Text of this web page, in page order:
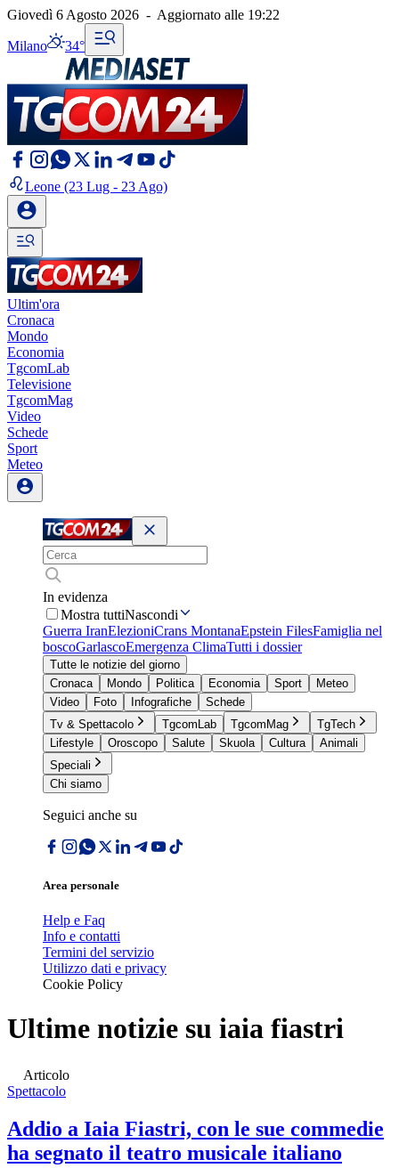
Giovedì 6 Agosto 2026 - Aggiornato alle 19:22
Milano 34°
Leone (23 Lug - 23 Ago)
Ultim'ora
Cronaca
Mondo
Economia
TgcomLab
Televisione
TgcomMag
Video
Schede
Sport
Meteo
In evidenza
Mostra tuttiNascondi
Guerra IranElezioniCrans MontanaEpstein FilesFamiglia nel
boscoGarlascoEmergenza ClimaTutti i dossier
Tutte le notizie del giorno
Cronaca
Mondo Politica Economia Sport
Meteo
Video
Foto Infografiche
Schede
Tv & Spettacolo
TgcomLab TgcomMag
TgTech
Lifestyle
Oroscopo Salute Skuola Cultura
Animali
Speciali
Chi siamo
Seguici anche su
Area personale
Help e Faq
Info e contatti
Termini del servizio
Utilizzo dati e privacy
Cookie Policy
Ultime notizie su iaia fiastri
Articolo
Spettacolo
Addio a Iaia Fiastri, con le sue commedie
ha segnato il teatro musicale italiano